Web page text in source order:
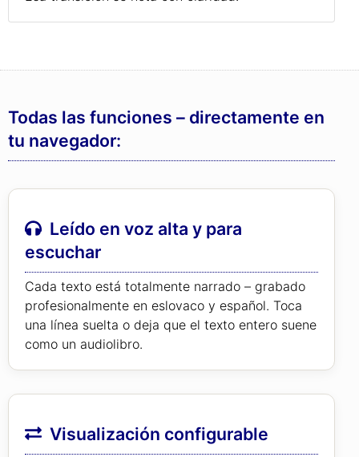
Todas las funciones – directamente en
tu navegador:
Leído en voz alta y para
escuchar
Cada texto está totalmente narrado – grabado
profesionalmente en eslovaco y español. Toca
una línea suelta o deja que el texto entero suene
como un audiolibro.
Visualización configurable